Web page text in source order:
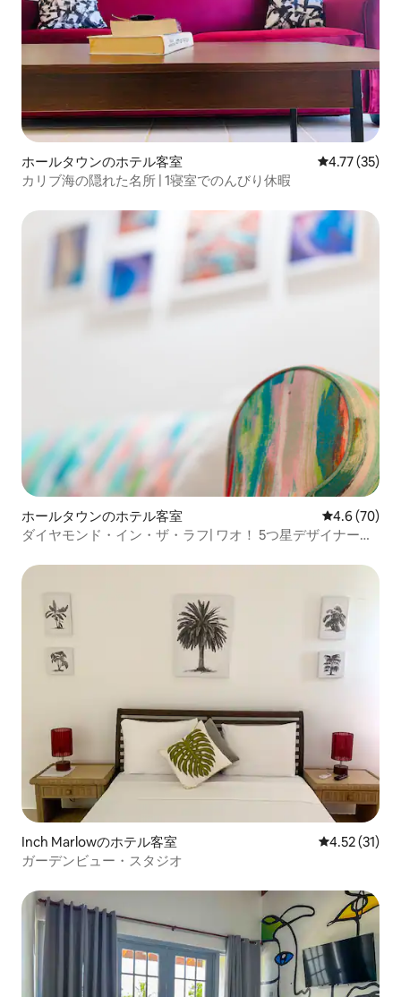
ホールタウンのホテル客室 レビュー35
4.77 (35)
カリブ海の隠れた名所 | 1寝室でのんびり休暇
ホールタウンのホテル客室 レビュー70
4.6 (70)
ダイヤモンド・イン・ザ・ラフ| ワオ！ 5つ星デザイナーコ
Inch Marlowのホテル客室 レビュー31
4.52 (31)
ガーデンビュー・スタジオ